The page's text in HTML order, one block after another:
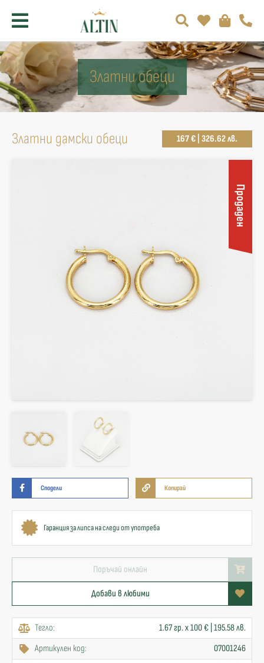
Златни обеци
Златни дамски обеци 167 € | 326.62 лв.
Продаден
Сподели Копирай
Гаранция за липса на следи от употреба
Поръчай онлайн
Добави в любими
Тегло:
1.67 гр. x 100 € | 195.58 лв.
Артикулен код:
07001246